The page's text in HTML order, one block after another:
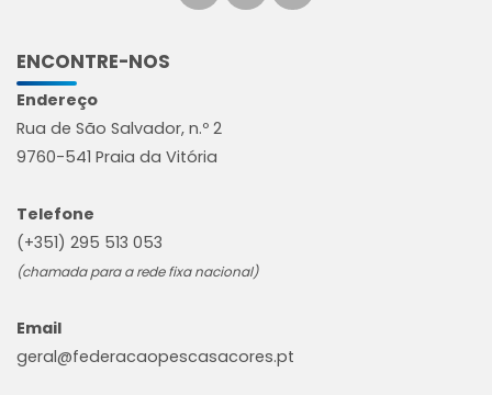
ENCONTRE-NOS
Endereço
Rua de São Salvador, n.º 2
9760-541 Praia da Vitória
Telefone
(+351) 295 513 053
(chamada para a rede fixa nacional)
Email
geral@federacaopescasacores.pt